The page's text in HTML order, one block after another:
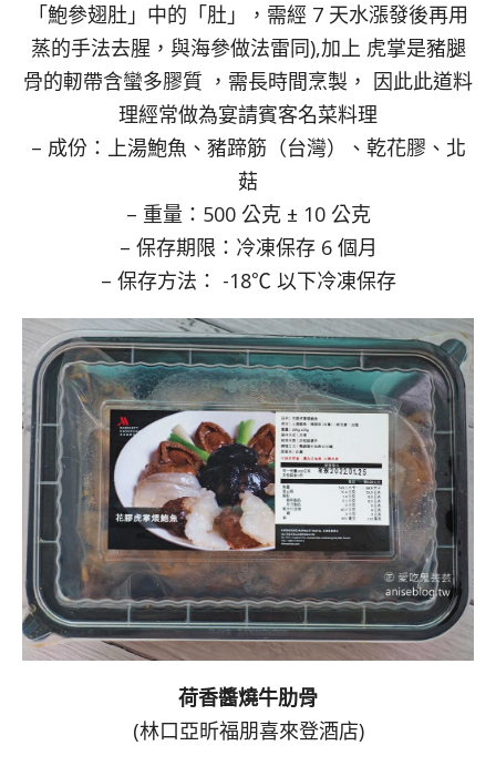
「鮑參翅肚」中的「肚」，需經 7 天水漲發後再用
蒸的手法去腥，與海參做法雷同),加上 虎掌是豬腿
骨的軔帶含蠻多膠質 ，需長時間烹製， 因此此道料
理經常做為宴請賓客名菜料理
– 成份：上湯鮑魚、豬蹄筋（台灣）、乾花膠、北
菇
– 重量：500 公克 ± 10 公克
– 保存期限：冷凍保存 6 個月
– 保存方法： -18℃ 以下冷凍保存
荷香醬燒牛肋骨
(林口亞昕福朋喜來登酒店)